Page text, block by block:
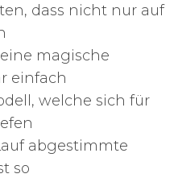
dass nicht nur auf
magische
einfach
welche sich für
abgestimmte
so